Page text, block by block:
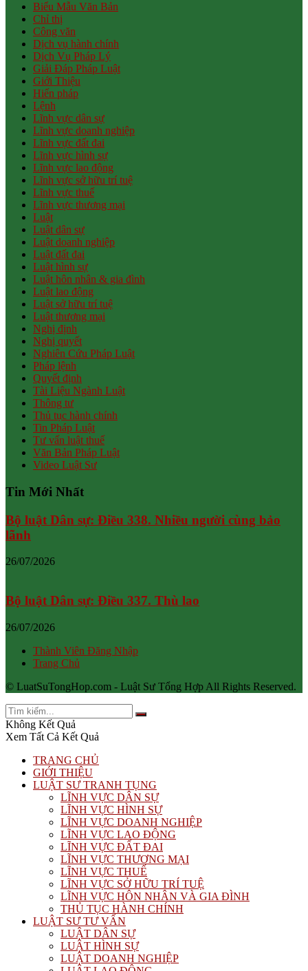
Biểu Mẫu Văn Bản
Chỉ thị
Công văn
Dịch vụ hành chính
Dịch Vụ Pháp Lý
Giải Đáp Pháp Luật
Giới Thiệu
Hiến pháp
Lệnh
Lĩnh vực dân sự
Lĩnh vực doanh nghiệp
Lĩnh vực đất đai
Lĩnh vực hình sự
Lĩnh vực lao động
Lĩnh vực sở hữu trí tuệ
Lĩnh vực thuế
Lĩnh vực thương mại
Luật
Luật dân sự
Luật doanh nghiệp
Luật đất đai
Luật hình sự
Luật hôn nhân & gia đình
Luật lao động
Luật sở hữu trí tuệ
Luật thương mại
Nghị định
Nghị quyết
Nghiên Cứu Pháp Luật
Pháp lệnh
Quyết định
Tài Liệu Ngành Luật
Thông tư
Thủ tục hành chính
Tin Pháp Luật
Tư vấn luật thuế
Văn Bản Pháp Luật
Video Luật Sư
Tin Mới Nhất
Bộ luật Dân sự: Điều 338. Nhiều người cùng bảo
lãnh
26/07/2026
Bộ luật Dân sự: Điều 337. Thù lao
26/07/2026
Thành Viên Đăng Nhập
Trang Chủ
© LuatSuTongHop.com - Luật Sư Tổng Hợp All Rights Reserved.
Không Kết Quả
Xem Tất Cả Kết Quả
TRANG CHỦ
GIỚI THIỆU
LUẬT SƯ TRANH TỤNG
LĨNH VỰC DÂN SỰ
LĨNH VỰC HÌNH SỰ
LĨNH VỰC DOANH NGHIỆP
LĨNH VỰC LAO ĐỘNG
LĨNH VỰC ĐẤT ĐAI
LĨNH VỰC THƯƠNG MẠI
LĨNH VỰC THUẾ
LĨNH VỰC SỞ HỮU TRÍ TUỆ
LĨNH VỰC HÔN NHÂN VÀ GIA ĐÌNH
THỦ TỤC HÀNH CHÍNH
LUẬT SƯ TƯ VẤN
LUẬT DÂN SỰ
LUẬT HÌNH SỰ
LUẬT DOANH NGHIỆP